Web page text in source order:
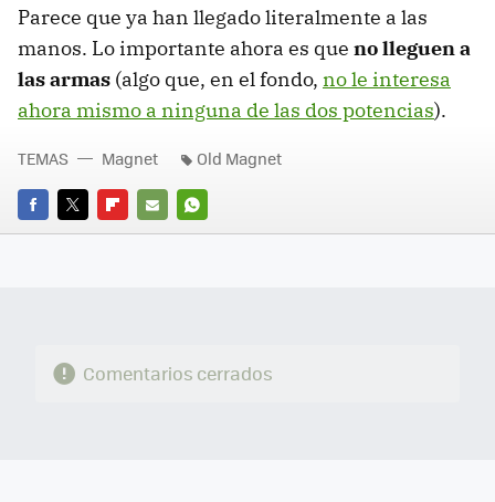
Parece que ya han llegado literalmente a las
manos. Lo importante ahora es que no lleguen a
las armas (algo que, en el fondo, no le interesa
ahora mismo a ninguna de las dos potencias).
FACEBOOK
TWITTERFLIPBOARD
E-
WHATSAPP
TEMAS Magnet Old Magnet
Comentarios cerrados